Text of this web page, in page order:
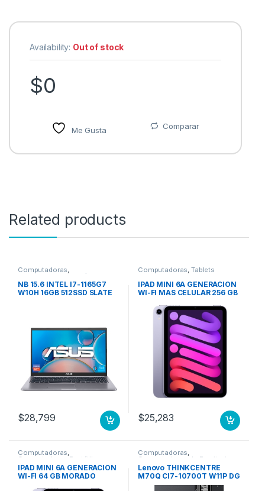
Availability: Out of stock
$0
Me Gusta Comparar
Related products
Computadoras,
Computadoras Portátiles
NB 15.6 INTEL I7-1165G7
W10H 16GB 512SSD SLATE
$28,799
Computadoras,Tablets
IPAD MINI 6A GENERACION
WI-FI MAS CELULAR 256 GB
$25,283
Computadoras,
Computadoras Portátiles
IPAD MINI 6A GENERACION
WI-FI 64 GB MORADO
Computadoras,
Computadoras de Escritorio
Lenovo THINKCENTRE
M70Q CI7-10700T W11P DG
W10P 16GB 512GB 3YO